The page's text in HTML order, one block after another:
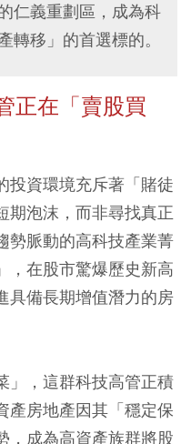
仁義重劃區，成為科
轉移」的首選標的。
正在「賣股買
投資環境充斥著「賭徒
期泡沫，而非尋找真正
勢脈動的高科技產業菁
，在股市驚爆歷史新高
具備長期增值潛力的房
」，這群科技高管正積
產房地產因其「穩定保
，成為高資產族群將股